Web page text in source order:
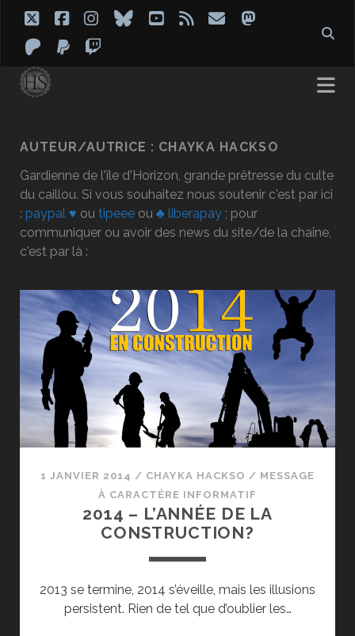
twitterfacebook
instagram
blueskyyoutube
rss emailmastodon
patreon
paypal
AUTEUR/AUTRICE : CHAYKA HACKSO
Gardienne de l'île d'Horizon, grande prêtresse du culte
du caillou. Si vous souhaitez nous soutenir c'est par ici
: paypal ♥ ou tipeee ou ♣ liberapay; pour
communiquer ou avoir des news du site/de la chaîne,
c'est par là :
1 JANVIER 2014 / CHAYKA HACKSO / MESSAGE
À CARACTÉRE INFORMATIF
2014 – L’ANNÉE DE LA
CONSTRUCTION?
2013 se termine, 2014 s’éveille, mais les illusions
persistent. Rien de tel que d’oublier les…